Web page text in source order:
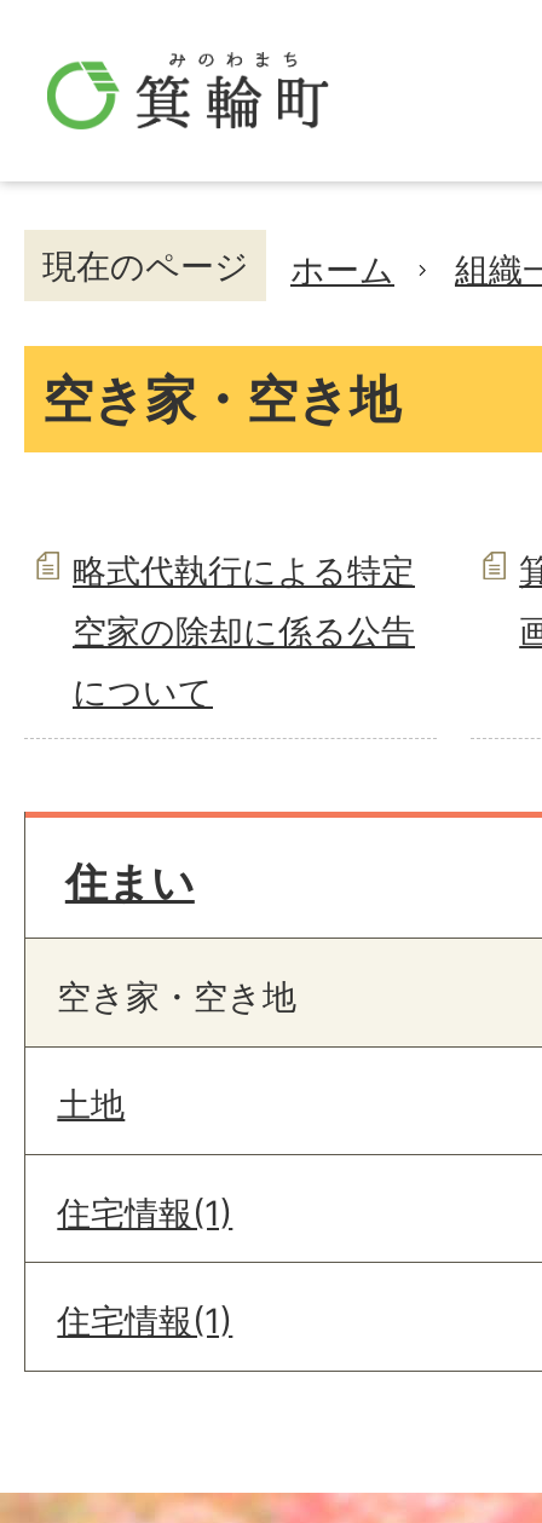
現在のページ ホーム 組織
空き家・空き地
略式代執行による特定
空家の除却に係る公告
について
住まい
空き家・空き地
土地
住宅情報(1)
住宅情報(1)